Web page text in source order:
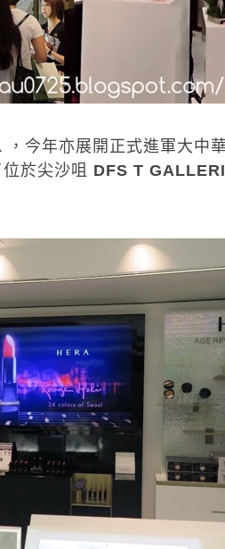
，今年亦展開正式進軍大中
於尖沙咀 DFS T